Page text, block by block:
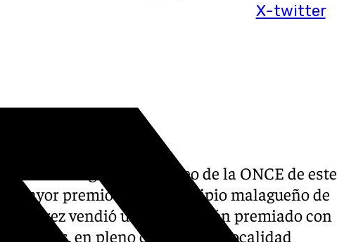
X-twitter
en Fuengirola. El sorteo de la ONCE de este
mayor premio en el municipio malagueño de
Pérez vendió un único cupón premiado con
Mijas, en pleno centro de la localidad